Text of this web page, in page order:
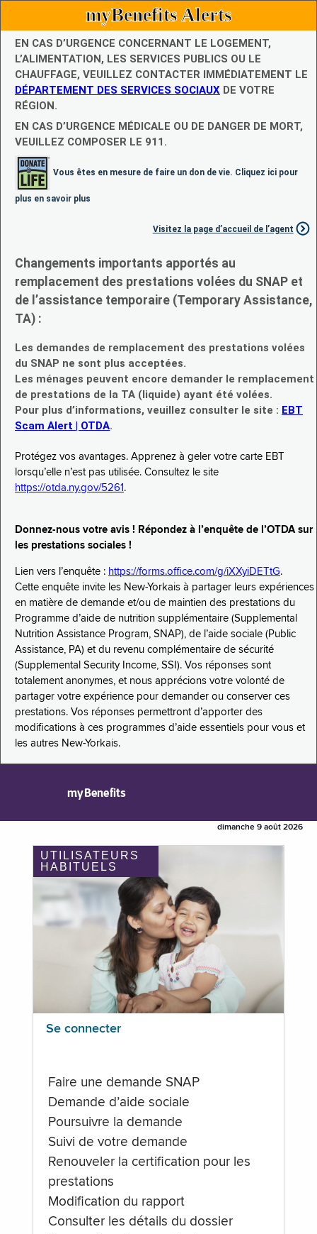
myBenefits Alerts
EN CAS D’URGENCE CONCERNANT LE LOGEMENT,
L’ALIMENTATION, LES SERVICES PUBLICS OU LE
CHAUFFAGE, VEUILLEZ CONTACTER IMMÉDIATEMENT LE
DÉPARTEMENT DES SERVICES SOCIAUX DE VOTRE
RÉGION.
EN CAS D’URGENCE MÉDICALE OU DE DANGER DE MORT,
VEUILLEZ COMPOSER LE 911.
Vous êtes en mesure de faire un don de vie. Cliquez ici pour
plus en savoir plus
Visitez la page d’accueil de l’agent
Changements importants apportés au
remplacement des prestations volées du SNAP et
de l’assistance temporaire (Temporary Assistance,
TA) :
Les demandes de remplacement des prestations volées
du SNAP ne sont plus acceptées.
Les ménages peuvent encore demander le remplacement
de prestations de la TA (liquide) ayant été volées.
Pour plus d’informations, veuillez consulter le site : EBT
Scam Alert | OTDA.
Protégez vos avantages. Apprenez à geler votre carte EBT
lorsqu’elle n’est pas utilisée. Consultez le site
https://otda.ny.gov/5261 .
Donnez-nous votre avis ! Répondez à l’enquête de l’OTDA sur
les prestations sociales !
Lien vers l’enquête : https://forms.office.com/g/iXXyiDETtG.
Cette enquête invite les New-Yorkais à partager leurs expériences
en matière de demande et/ou de maintien des prestations du
Programme d’aide de nutrition supplémentaire (Supplemental
Nutrition Assistance Program, SNAP), de l’aide sociale (Public
Assistance, PA) et du revenu complémentaire de sécurité
(Supplemental Security Income, SSI). Vos réponses sont
totalement anonymes, et nous apprécions votre volonté de
partager votre expérience pour demander ou conserver ces
prestations. Vos réponses permettront d’apporter des
modifications à ces programmes d’aide essentiels pour vous et
les autres New-Yorkais.
myBenefits
dimanche 9 août 2026
UTILISATEURS
HABITUELS
Se connecter
Faire une demande SNAP
Demande d’aide sociale
Poursuivre la demande
Suivi de votre demande
Renouveler la certification pour les
prestations
Modification du rapport
Consulter les détails du dossier